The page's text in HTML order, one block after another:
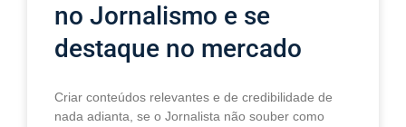
no Jornalismo e se
destaque no mercado
Criar conteúdos relevantes e de credibilidade de
nada adianta, se o Jornalista não souber como